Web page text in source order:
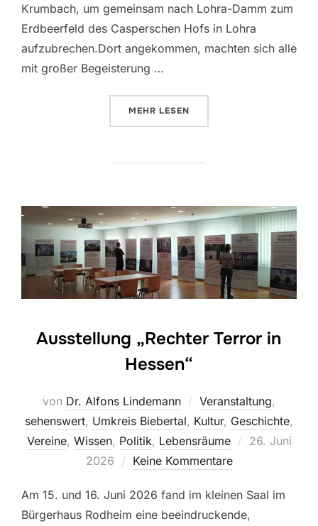
Krumbach, um gemeinsam nach Lohra-Damm zum
Erdbeerfeld des Casperschen Hofs in Lohra
aufzubrechen.Dort angekommen, machten sich alle
mit großer Begeisterung …
MEHR ÜBER „ERDBEERTAG DER
LESEN
Ausstellung „Rechter Terror in
Hessen“
von Dr. Alfons Lindemann Veranstaltung,
sehenswert, Umkreis Biebertal, Kultur, Geschichte,
Vereine, Wissen, Politik, Lebensräume
26. Juni
2026
Keine Kommentare
Am 15. und 16. Juni 2026 fand im kleinen Saal im
Bürgerhaus Rodheim eine beeindruckende,